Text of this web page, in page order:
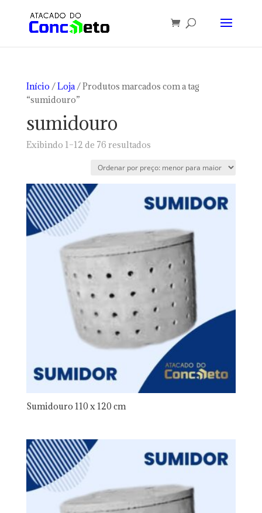
Início /Loja/ Produtos marcados com a tag
“sumidouro”
sumidouro
Exibindo 1–12 de 76 resultadosClassificado
preço:
baixo
para
alto
Sumidouro 110 x 120 cm